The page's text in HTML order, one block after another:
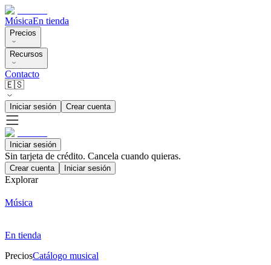
MúsicaEn tienda
Precios
Recursos
Contacto
🇪🇸
Iniciar sesión Crear cuenta
Iniciar sesión
Sin tarjeta de crédito. Cancela cuando quieras.
Crear cuenta Iniciar sesión
Explorar
Música
En tienda
PreciosCatálogo musical